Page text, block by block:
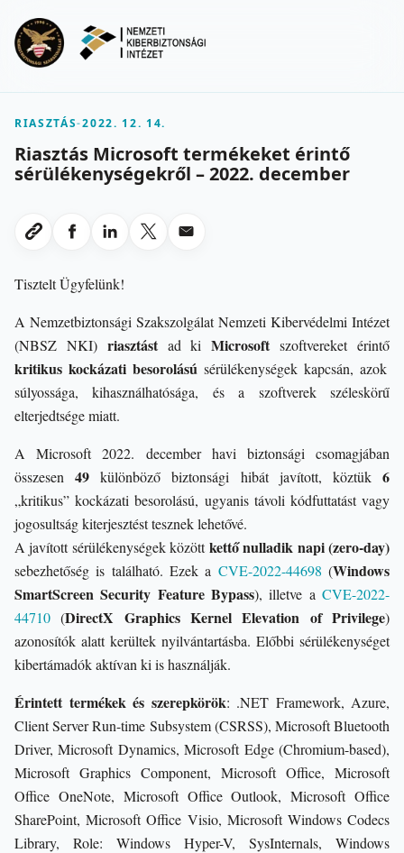
RIASZTÁS-2022. 12. 14.
Riasztás Microsoft termékeket érintő
sérülékenységekről – 2022. december
Link masolasa
Megosztas Facebookon
Megosztas LinkedInen
Megosztas X-en
Megosztas emailben
Tisztelt Ügyfelünk!
A Nemzetbiztonsági Szakszolgálat Nemzeti Kibervédelmi Intézet
(NBSZ NKI) riasztást ad ki Microsoftszoftvereket érintő
kritikus kockázati besorolású sérülékenységek kapcsán, azok
súlyossága, kihasználhatósága, és a szoftverek széleskörű
elterjedtsége miatt.
A Microsoft 2022. december havi biztonsági csomagjában
összesen49 különböző biztonsági hibát javított, köztük6
„kritikus” kockázati besorolású, ugyanis távoli kódfuttatást vagy
jogosultság kiterjesztést tesznek lehetővé.
A javított sérülékenységek közöttkettő nulladik napi (zero-day)
sebezhetőség is található. Ezek a CVE-2022-44698 (Windows
SmartScreen Security Feature Bypass), illetve a CVE-2022-
44710 (DirectX Graphics Kernel Elevation of Privilege)
azonosítók alatt kerültek nyilvántartásba. Előbbi sérülékenységet
kibertámadók aktívan ki is használják.
Érintett termékek és szerepkörök: .NET Framework, Azure,
Client Server Run-time Subsystem (CSRSS), Microsoft Bluetooth
Driver, Microsoft Dynamics, Microsoft Edge (Chromium-based),
Microsoft Graphics Component, Microsoft Office, Microsoft
Office OneNote, Microsoft Office Outlook, Microsoft Office
SharePoint, Microsoft Office Visio, Microsoft Windows Codecs
Library, Role: Windows Hyper-V, SysInternals, Windows